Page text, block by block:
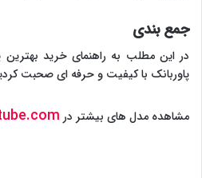
جمع بندی
در این مطلب به راهنمای خرید
پاوربانک با کیفیت و حرفه ای صحبت
مشاهده مدل های بیشتر در